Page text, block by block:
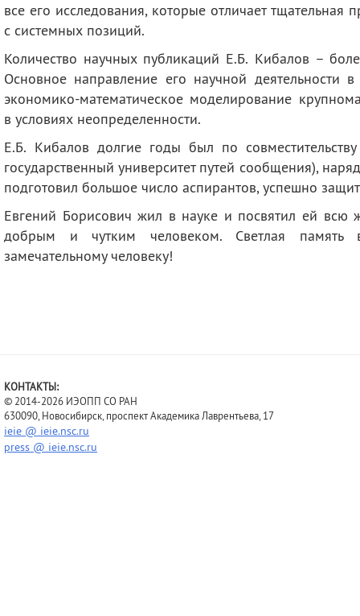
все его исследования, которые отличает
с системных позиций.
Количество научных публикаций Е.Б. Кибалов –
Основное направление его научной
экономико-математическое моделирование
в условиях неопределенности.
Е.Б. Кибалов долгие годы был по
государственный университет путей сообщения),
подготовил большое число аспирантов, успешно
Евгений Борисович жил в науке и посвятил ей
добрым и чутким человеком. Светлая память
замечательному человеку!
КОНТАКТЫ:
© 2014-2026 ИЭОПП СО РАН
630090, Новосибирск, проспект Академика Лаврентьева, 17
ieie @ ieie.nsc.ru
press @ ieie.nsc.ru